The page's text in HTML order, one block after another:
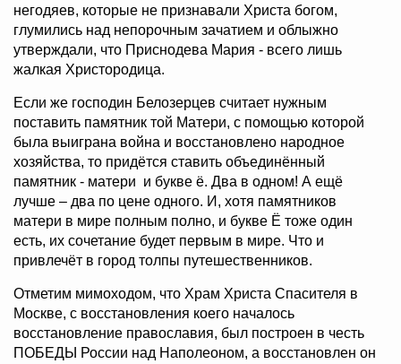
негодяев, которые не признавали Христа богом,
глумились над непорочным зачатием и облыжно
утверждали, что Приснодева Мария - всего лишь
жалкая Христородица.
Если же господин Белозерцев считает нужным
поставить памятник той Матери, с помощью которой
была выиграна война и восстановлено народное
хозяйства, то придётся ставить объединённый
памятник - матери и букве ё. Два в одном! А ещё
лучше – два по цене одного. И, хотя памятников
матери в мире полным полно, и букве Ё тоже один
есть, их сочетание будет первым в мире. Что и
привлечёт в город толпы путешественников.
Отметим мимоходом, что Храм Христа Спасителя в
Москве, с восстановления коего началось
восстановление православия, был построен в честь
ПОБЕДЫ России над Наполеоном, а восстановлен он